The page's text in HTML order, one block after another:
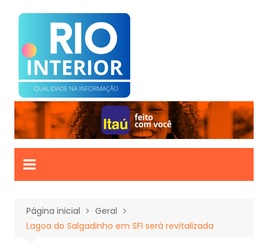
para
conteúdo
Página inicial
Geral
Lagoa do Salgadinho em SFI será revitalizada